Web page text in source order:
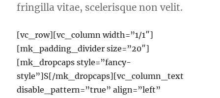
fringilla vitae, scelerisque non velit.
[vc_row][vc_column width=”1/1″]
[mk_padding_divider size=”20″]
[mk_dropcaps style=”fancy-
style”]S[/mk_dropcaps][vc_column_text
disable_pattern=”true” align=”left”